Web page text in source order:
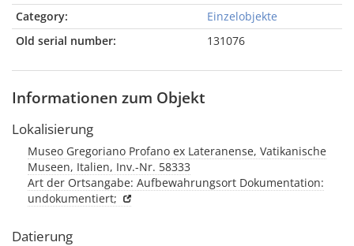
Category:
Einzelobjekte
Old serial number:
131076
Informationen zum Objekt
Lokalisierung
Museo Gregoriano Profano ex Lateranense, Vatikanische
Museen, Italien, Inv.-Nr. 58333
Art der Ortsangabe: Aufbewahrungsort Dokumentation:
undokumentiert;
Datierung